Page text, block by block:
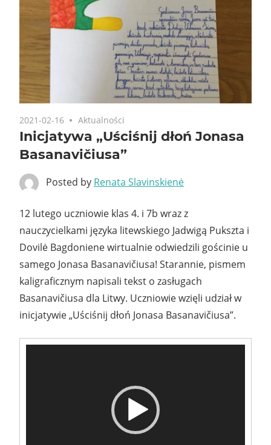
2021-02-16 Aktualności
Inicjatywa „Uściśnij dłoń Jonasa
Basanavičiusa”
Posted by Renata Slavinskienė
12 lutego uczniowie klas 4. i 7b wraz z
nauczycielkami języka litewskiego Jadwigą Pukszta i
Dovilė Bagdoniene wirtualnie odwiedzili gościnie u
samego Jonasa Basanavičiusa! Starannie, pismem
kaligraficznym napisali tekst o zasługach
Basanavičiusa dla Litwy. Uczniowie wzięli udział w
inicjatywie „Uściśnij dłoń Jonasa Basanavičiusa”.